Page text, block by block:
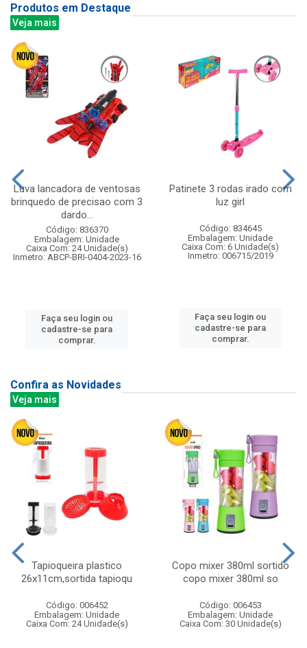
Produtos em Destaque
Veja mais
Luva lancadora de ventosas
brinquedo de precisao com 3
dardo...
Código: 836370
Embalagem: Unidade
Caixa Com: 24 Unidade(s)
Inmetro: ABCP-BRI-0404-2023-16
Faça seu login ou
cadastre-se para
comprar.
Patinete 3 rodas irado com
luz girl
Código: 834645
Embalagem: Unidade
Caixa Com: 6 Unidade(s)
Inmetro: 006715/2019
Faça seu login ou
cadastre-se para
comprar.
Confira as Novidades
Veja mais
Tapioqueira plastico
26x11cm,sortida tapioqu
Código: 006452
Embalagem: Unidade
Caixa Com: 24 Unidade(s)
Copo mixer 380ml sortido
copo mixer 380ml so
Código: 006453
Embalagem: Unidade
Caixa Com: 30 Unidade(s)